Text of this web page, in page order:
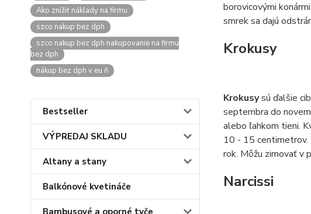
Ako znížiť náklady na firmu
szco nakup bez dph
szco nakup bez dph nakupovanie na firmu
bez dph
nákup bez dph v eu ň
Bestseller
VÝPREDAJ SKLADU
Altany a stany
Balkónové kvetináče
Bambusové a oporné tyče
borovicovými
smrek sa dajú
Krokusy
Krokusysú ďalšie
septembra do
alebo ľahkom tieni.
10 - 15 centimetrov.
rok. Môžu zimovať v
Narcissi